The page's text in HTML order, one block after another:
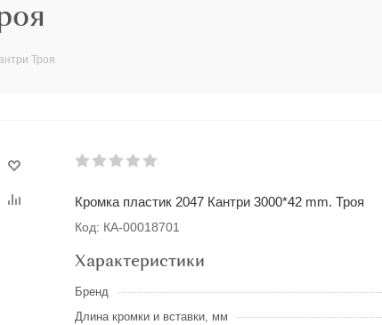
Троя
Кромка пластик 2047 Кантри 3000*42 mm. Троя
Код: КА-00018701
Характеристики
Бренд
Длина кромки и вставки, мм